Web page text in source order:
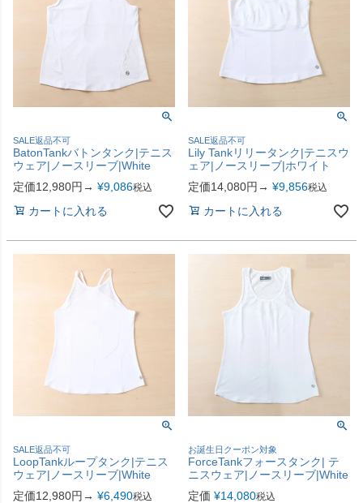
SALE返品不可
BatonTankバトンタンク|テニス
ウェア|ノースリーブ|White
定価12,980円→ ¥9,086税込
カートに入れる
SALE返品不可
Lily Tankリリータンク|テニスウ
ェア|ノースリーブ|ホワイト
定価14,080円→ ¥9,856税込
カートに入れる
SALE返品不可
LoopTankループタンク|テニス
ウェア|ノースリーブ|White
定価12,980円→ ¥6,490税込
お誕生日クーポン対象
ForceTankフォースタンク| テ
ニスウェア|ノースリーブ|White
定価 ¥14,080税込